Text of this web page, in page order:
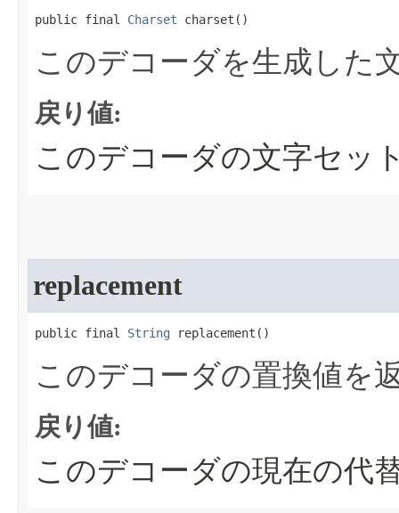
public final Charset charset​()
このデコーダを生成した
戻り値:
このデコーダの文字セッ
replacement
public final String replacement​()
このデコーダの置換値を
戻り値:
このデコーダの現在の代